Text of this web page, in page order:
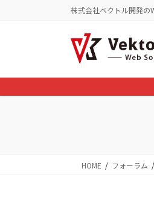
に
移
ョ
ン
株式会社ベクトル開発の
HOME フォーラム